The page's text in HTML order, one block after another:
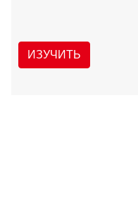
ИЗУЧИТЬ